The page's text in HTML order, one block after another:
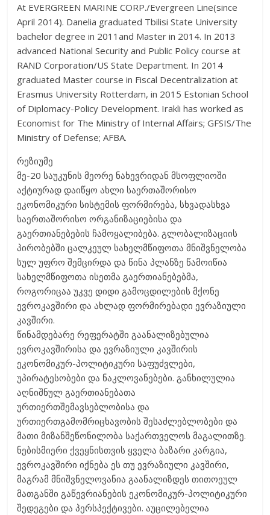
At EVERGREEN MARINE CORP./Evergreen Line(since
April 2014). Danelia graduated Tbilisi State University
bachelor degree in 2011and Master in 2014. In 2013
advanced National Security and Public Policy course at
RAND Corporation/US State Department. In 2014
graduated Master course in Fiscal Decentralization at
Erasmus University Rotterdam, in 2015 Estonian School
of Diplomacy-Policy Development. Irakli has worked as
Economist for The Ministry of Internal Affairs; GFSIS/The
Ministry of Defense; AFBA.
რეზიუმე
მე-20 საუკუნის მეორე ნახევრიდან მსოფლიოში
აქტიურად დაიწყო ახლი საერთაშორისო
ეკონომიკური სისტემის ფორმირება, სხვადასხვა
საერთაშორისო ორგანიზაციებისა და
გაერთიანებების ჩამოყალიბება. გლობალიზაციის
პირობებში ცალკეულ სახელმწიფოთა მნიშვნელობა
სულ უფრო შემცირდა და წინა პლანზე წამოიწია
სახელმწიფოთა ისეთმა გაერთიანებებმა,
როგორიცაა უკვე დიდი გამოცდილების მქონე
ევროკავშირი და ახლად ფორმირებადი ევრაზიული
კავშირი.
წინამდებარე რეფერატში გაანალიზებულია
ევროკავშირისა და ევრაზიული კავშირის
ეკონომიკურ-პოლიტიკური საფუძვლები,
უპირატესობები და ნაკლოვანებები. განხილულია
აღნიშნულ გაერთიანებათა
ურთიერთშემავსებლობისა და
ურთიერთგამომრიცხავობის შესაძლებლობები და
მათი მიზანშეწონილობა საქართველოს მაგალითზე.
ნებისმიერი ქვეყნისთვის ყველა ბაზარი კარგია,
ევროკავშირი იქნება ეს თუ ევრაზიული კავშირი,
მაგრამ მნიშვნელოვანია გაანალიზდეს თითოეულ
მათგანში გაწევრიანების ეკონომიკურ-პოლიტიკური
შედეგები და პერსპექტივები. აუცილებელია